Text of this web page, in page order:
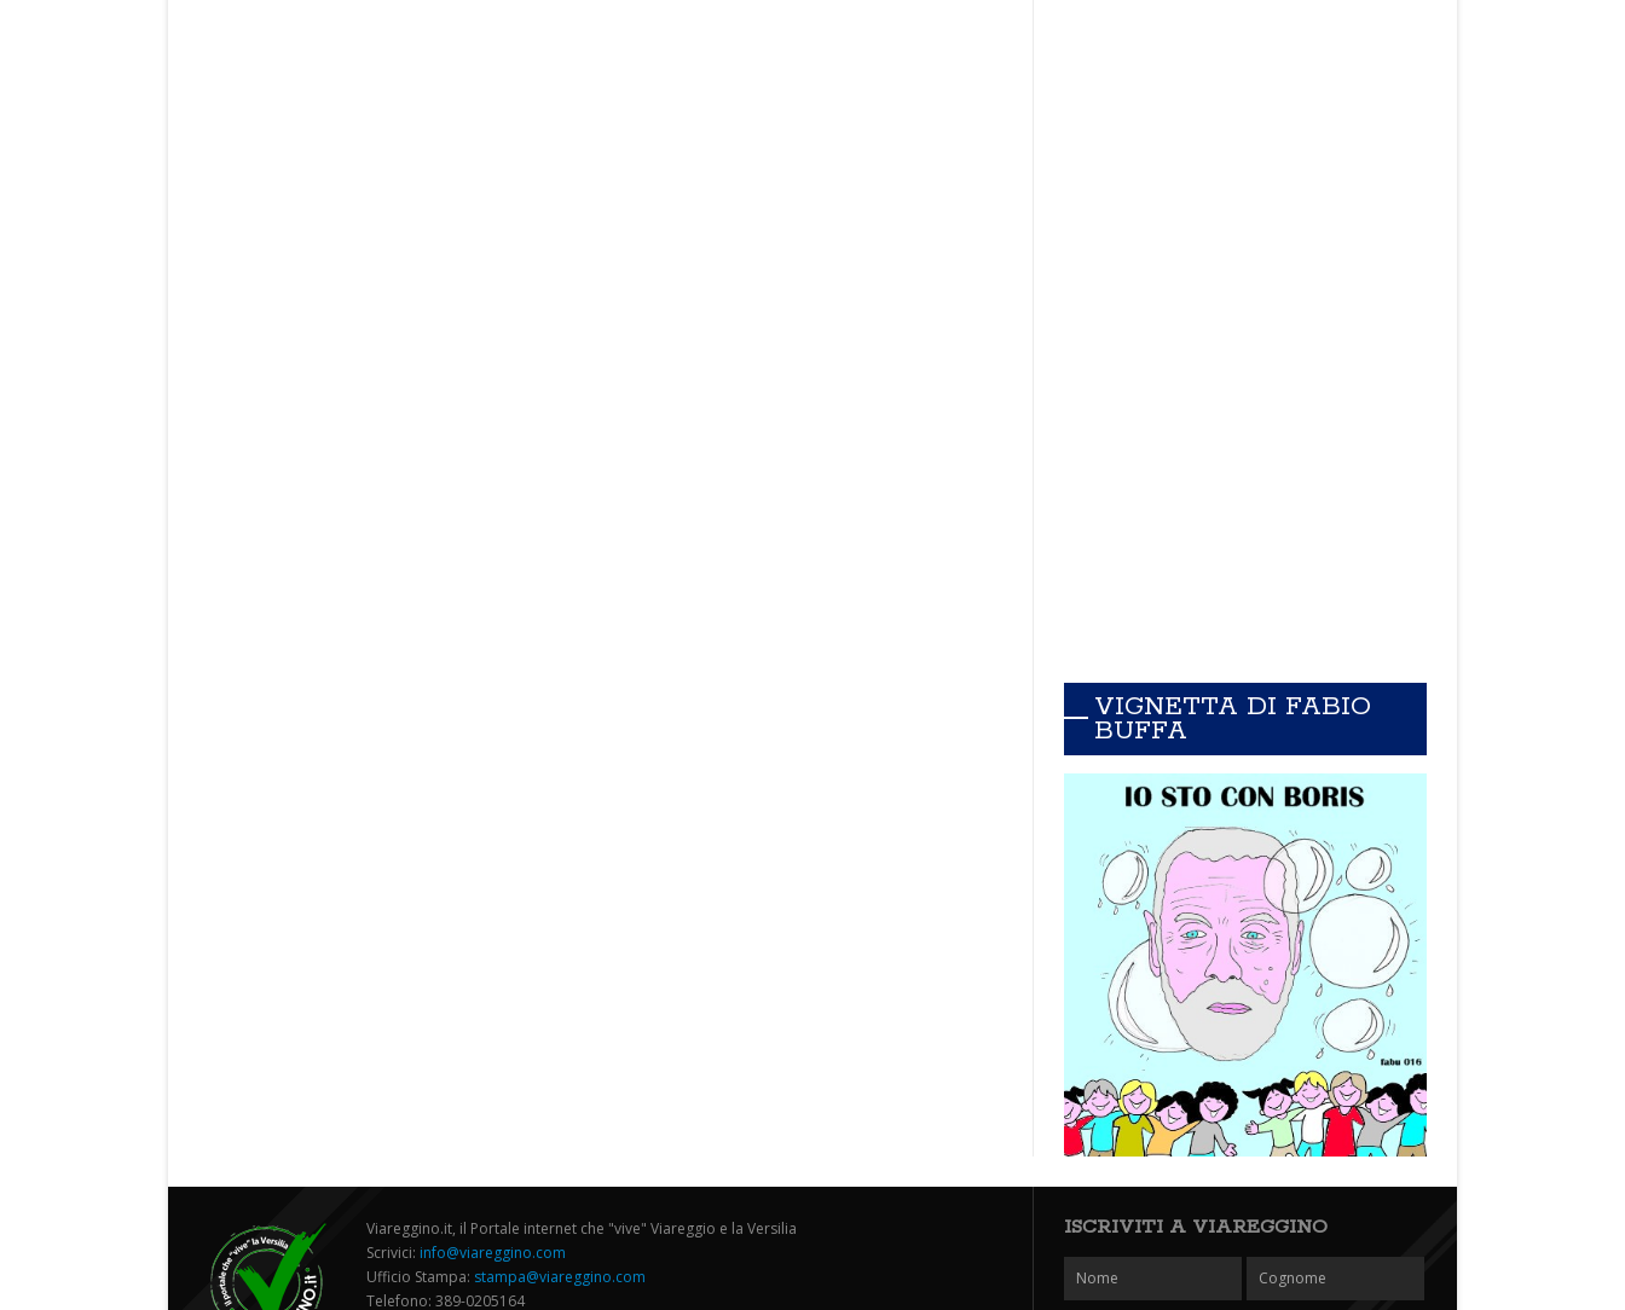
VIGNETTA DI FABIO
BUFFA
Viareggino.it, il Portale internet che "vive" Viareggio e la Versilia
Scrivici: info@viareggino.com
Ufficio Stampa: stampa@viareggino.com
Telefono: 389-0205164
ISCRIVITI A VIAREGGINO